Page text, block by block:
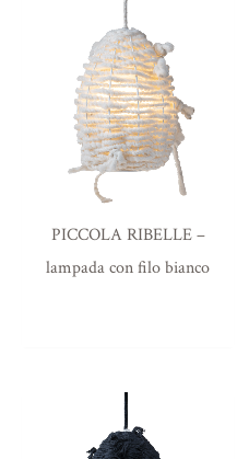
PICCOLA RIBELLE –
lampada con filo bianco